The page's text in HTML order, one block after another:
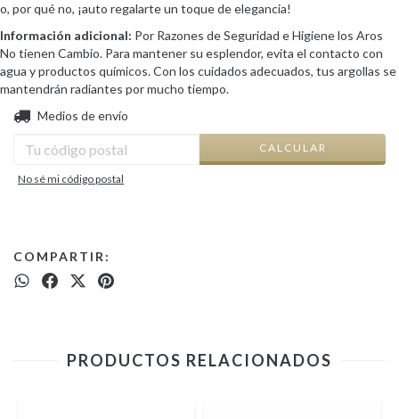
o, por qué no, ¡auto regalarte un toque de elegancia!
Información adicional: Por Razones de Seguridad e Higiene los Aros
No tienen Cambio. Para mantener su esplendor, evita el contacto con
agua y productos químicos. Con los cuidados adecuados, tus argollas se
mantendrán radiantes por mucho tiempo.
Entregas para el CP:
Medios de envío
CALCULAR
No sé mi código postal
COMPARTIR:
PRODUCTOS RELACIONADOS